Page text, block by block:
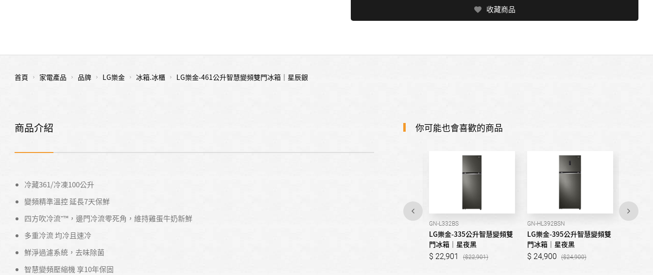
收藏商品
首頁 家電產品 品牌 LG樂金 冰箱.冰櫃 LG樂金-461公升智慧變頻雙門冰箱｜星辰銀
商品介紹
冷藏361/冷凍100公升
變頻精準溫控 延長7天保鮮
四方吹冷流⁺™，邊門冷流零死角，維持雞蛋牛奶新鮮
多重冷流 均冷且速冷
鮮淨過濾系統，去味除菌
智慧變頻壓縮機 享10年保固
你可能也會喜歡的商品
GN-L332BS
LG樂金-335公升智慧變頻雙
門冰箱｜星夜黑
22,901 22,901
GN-HL392BSN
LG樂金-395公升智慧變頻雙
門冰箱｜星夜黑
24,900 24,900